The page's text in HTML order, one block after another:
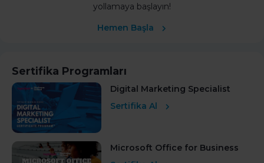
yollamaya başlayın!
Hemen Başla
Sertifika Programları
Digital Marketing Specialist
Sertifika Al
Microsoft Office for Business